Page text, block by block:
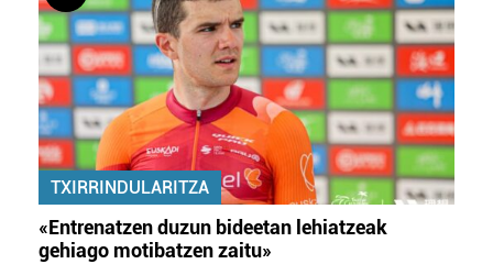
TXIRRINDULARITZA
«Entrenatzen duzun bideetan lehiatzeak
gehiago motibatzen zaitu»